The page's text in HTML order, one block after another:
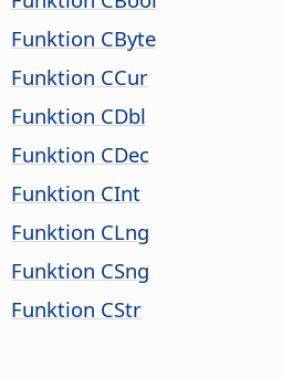
Funktion CByte
Funktion CCur
Funktion CDbl
Funktion CDec
Funktion CInt
Funktion CLng
Funktion CSng
Funktion CStr